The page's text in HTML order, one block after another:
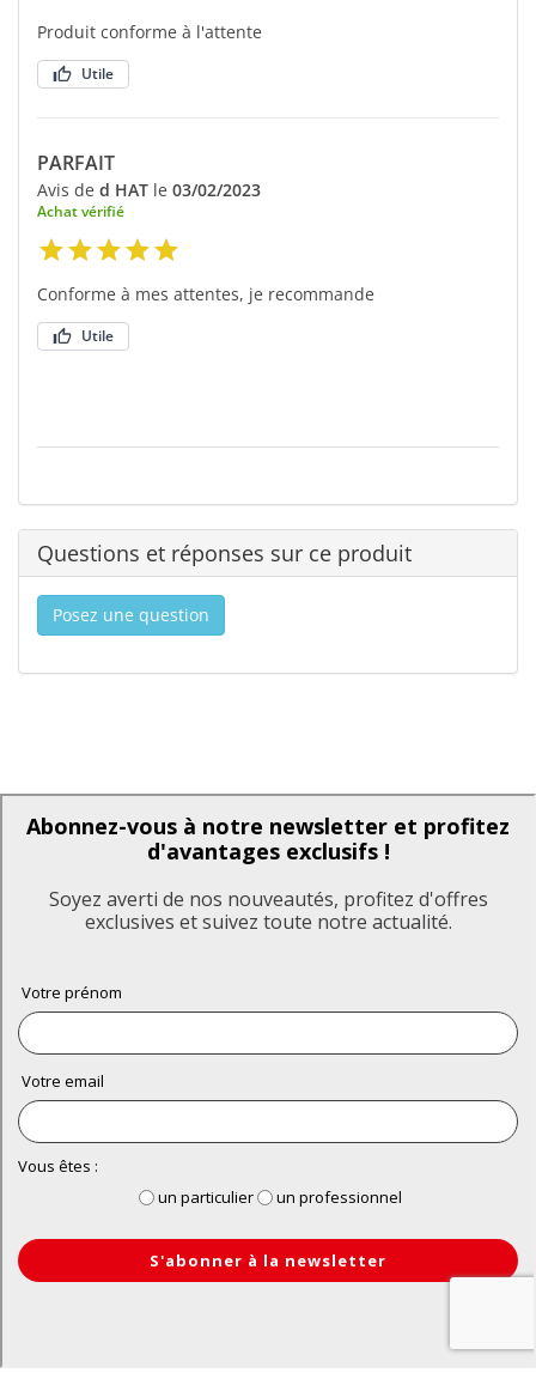
Produit conforme à l'attente
Utile
PARFAIT
Avis de d HAT le 03/02/2023
Achat vérifié
Conforme à mes attentes, je recommande
Utile
Questions et réponses sur ce produit
Posez une question